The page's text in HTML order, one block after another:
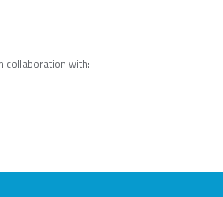
collaboration with: